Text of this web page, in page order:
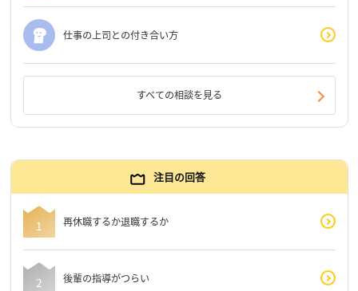
仕事の上司との付き合い方
すべての相談を見る
注目の回答
再休職するか退職するか
後輩の指導がつらい